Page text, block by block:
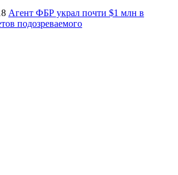
Агент ФБР украл почти $1 млн в
подозреваемого